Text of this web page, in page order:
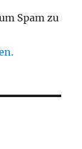
Spam zu